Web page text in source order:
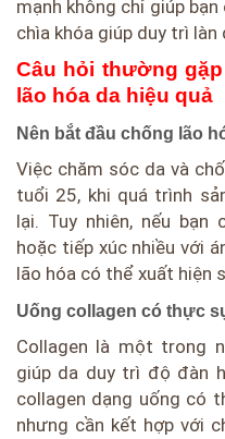
mạnh không chỉ giúp
chìa khóa giúp duy trì
Câu hỏi thường
lão hóa da hiệu quả
Nên bắt đầu chống lão
Việc chăm sóc da và
tuổi 25, khi quá trình
lại. Tuy nhiên, nếu bạn
hoặc tiếp xúc nhiều với
lão hóa có thể xuất hiện
Uống collagen có thực
Collagen là một trong
giúp da duy trì độ đàn
collagen dạng uống có
nhưng cần kết hợp với